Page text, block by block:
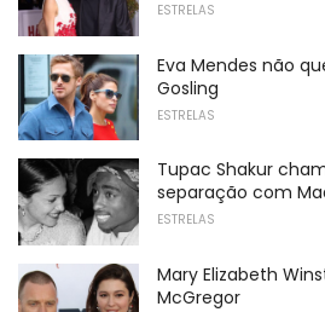
ESTRELAS
Eva Mendes não
Gosling
ESTRELAS
Tupac Shakur
separação com
ESTRELAS
Mary Elizabeth
McGregor